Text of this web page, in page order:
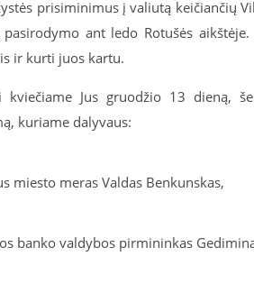
prisiminimus į valiutą keičiančių
pasirodymo ant ledo Rotušės
ir kurti juos kartu.
kviečiame Jus gruodžio 13 dieną,
kuriame dalyvaus:
miesto meras Valdas Benkunskas,
banko valdybos pirmininkas